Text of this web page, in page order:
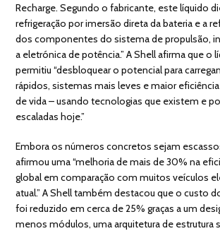
Recharge. Segundo o fabricante, este líquido
refrigeração por imersão direta da bateria e a
dos componentes do sistema de propulsão,
a eletrónica de potência.” A Shell afirma que o
permitiu “desbloquear o potencial para
rápidos, sistemas mais leves e maior
de vida – usando tecnologias que existem e
escaladas hoje.”
Embora os números concretos sejam
afirmou uma “melhoria de mais de 30% na
global em comparação com muitos veículos
atual.” A Shell também destacou que o custo
foi reduzido em cerca de 25% graças a um
menos módulos, uma arquitetura de estrutura